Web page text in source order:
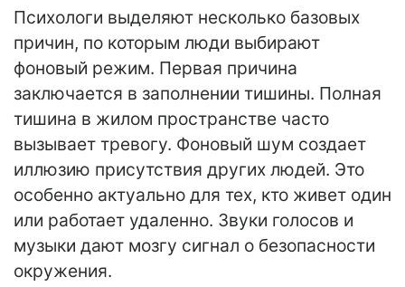
Психологи выделяют несколько базовых
причин, по которым люди выбирают
фоновый режим. Первая причина
заключается в заполнении тишины. Полная
тишина в жилом пространстве часто
вызывает тревогу. Фоновый шум создает
иллюзию присутствия других людей. Это
особенно актуально для тех, кто живет один
или работает удаленно. Звуки голосов и
музыки дают мозгу сигнал о безопасности
окружения.